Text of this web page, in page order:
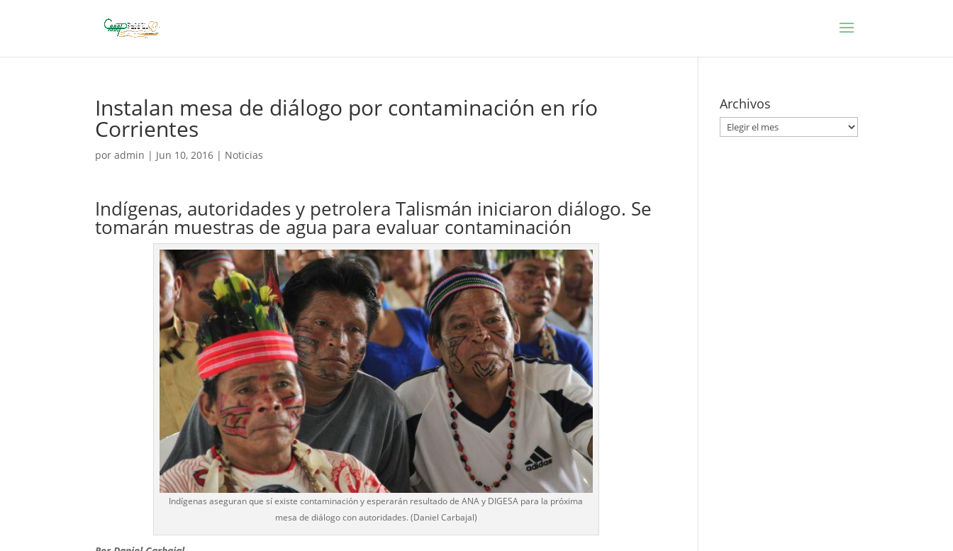
Instalan mesa de diálogo por contaminación en río
Corrientes
poradmin | Jun 10, 2016 | Noticias
Indígenas, autoridades y petrolera Talismán iniciaron diálogo. Se
tomarán muestras de agua para evaluar contaminación
Indígenas aseguran que sí existe contaminación y esperarán resultado de ANA y DIGESA para la próxima
mesa de diálogo con autoridades. (Daniel Carbajal)
Archivos
Archivos